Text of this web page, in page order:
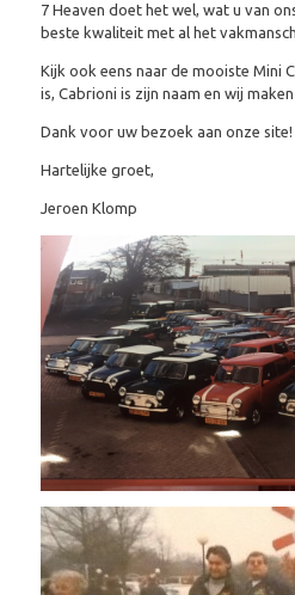
7 Heaven doet het wel, wat u van
beste kwaliteit met al het
Kijk ook eens naar de mooiste Mini
is, Cabrioni is zijn naam en wij
Dank voor uw bezoek aan onze site!
Hartelijke groet,
Jeroen Klomp